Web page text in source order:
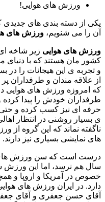
ورزش های هوایی!
یکی از دسته بندی های جدیدی
آن را می شنویم، ورزش های
ورزش های هوایی زیر شاخه
کشور مان هستند که با
و تجربه ی این هیجانات را در
از علاقه مندان و طرفداران
که امروزه ورزش های هوایی
طرفداران خودش را پیدا
حرفه ای نیز کسب کرده و
ی بسیار روشنی در انتظار
ناگفته نماند که این گروه از
های نمایشی بسیاری نیز دارند.
درست است که سن ورزش های
سال هم نرسد، اما این ورزش
خصوص در آمریکا و اروپا و
دارد. در ایران ورزش های
آقای حسن جعفری و آقای